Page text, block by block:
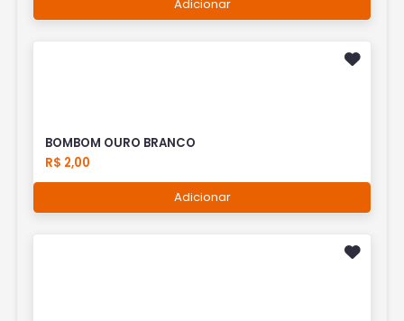
Adicionar
BOMBOM OURO BRANCO
R$ 2,00
Adicionar